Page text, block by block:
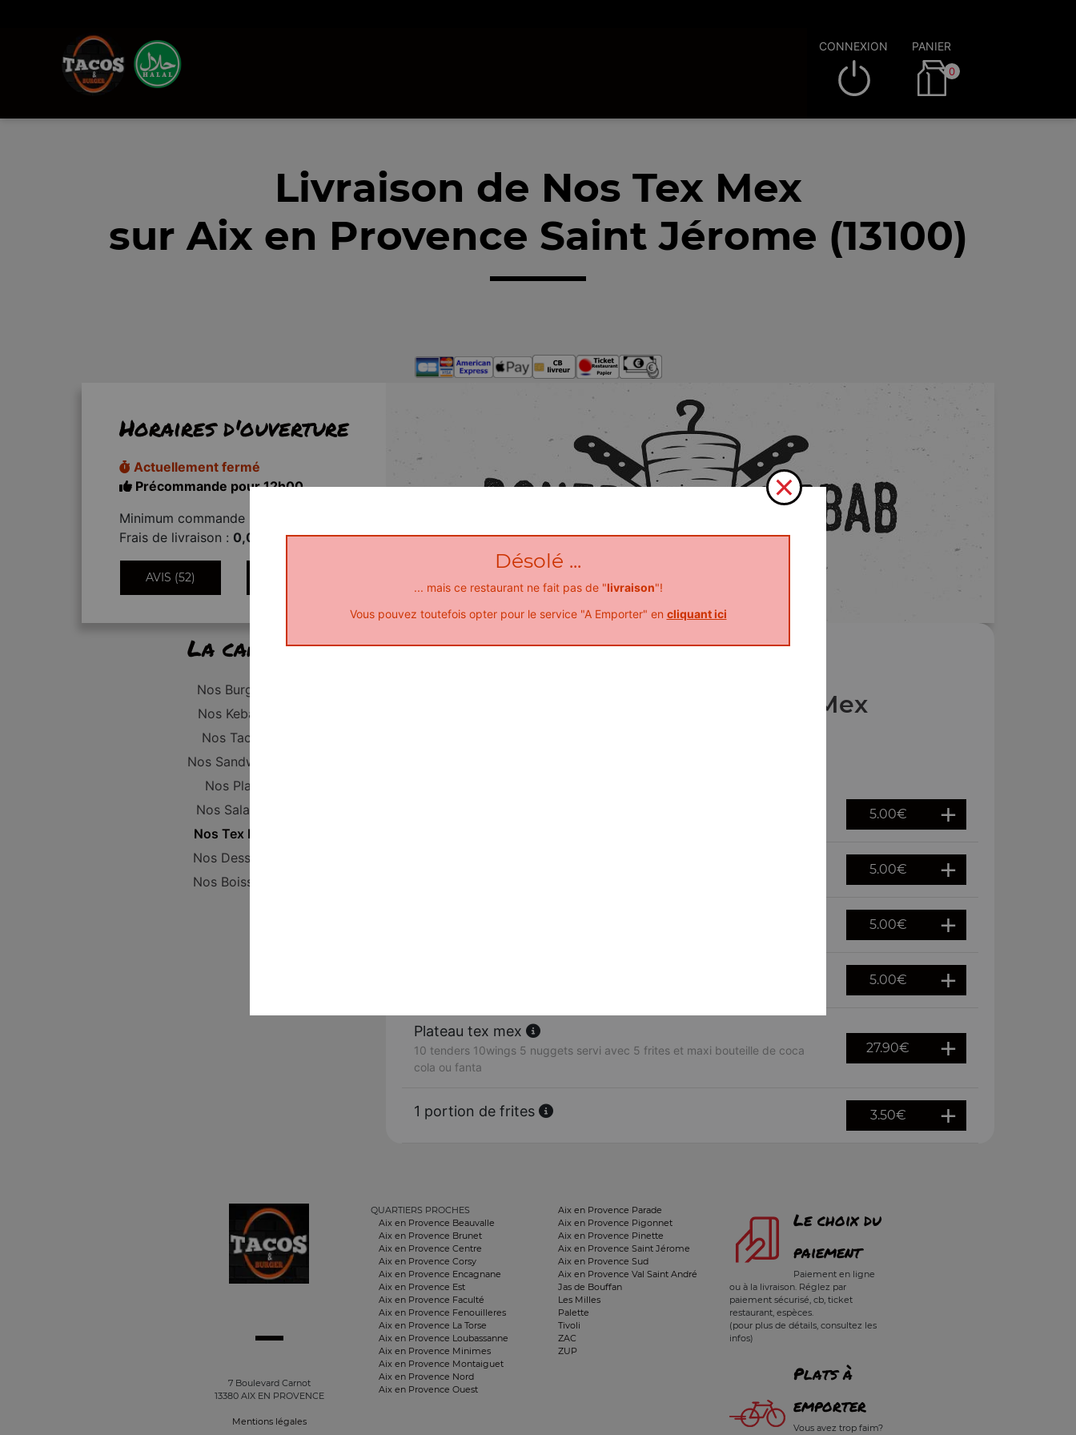
CONNEXION PANIER
0
Livraison de Nos Tex Mex
sur Aix en Provence Saint Jérome (13100)
Horaires d'ouverture
Actuellement fermé
Précommande pour 12h00
Minimum commande :
Frais de livraison : 0,00€
AVIS (52)
La carte
Nos Burgers
Nos Kebabs
Nos Tacos
Nos Sandwichs
Nos Plats
Nos Salades
Nos Tex Mex
Nos Desserts
Nos Boissons
Nos Tex Mex
5.00€
5.00€
5.00€
5.00€
Plateau tex mex
10 tenders 10wings 5 nuggets servi avec 5 frites et maxi bouteille de coca
cola ou fanta
27.90€
1 portion de frites 3.50€
7 Boulevard Carnot
13380 AIX EN PROVENCE
Mentions légales
QUARTIERS PROCHES
Aix en Provence Beauvalle
Aix en Provence Brunet
Aix en Provence Centre
Aix en Provence Corsy
Aix en Provence Encagnane
Aix en Provence Est
Aix en Provence Faculté
Aix en Provence Fenouilleres
Aix en Provence La Torse
Aix en Provence Loubassanne
Aix en Provence Minimes
Aix en Provence Montaiguet
Aix en Provence Nord
Aix en Provence Ouest
Aix en Provence Parade
Aix en Provence Pigonnet
Aix en Provence Pinette
Aix en Provence Saint Jérome
Aix en Provence Sud
Aix en Provence Val Saint André
Jas de Bouffan
Les Milles
Palette
Tivoli
ZAC
ZUP
Le choix du
paiement
Paiement en ligne
ou à la livraison. Réglez par
paiement sécurisé, cb, ticket
restaurant, espèces.
(pour plus de détails, consultez les
infos)
Plats à
emporter
Vous avez trop faim?
Désolé ...
... mais ce restaurant ne fait pas de "livraison"!
Vous pouvez toutefois opter pour le service "A Emporter" en cliquant ici